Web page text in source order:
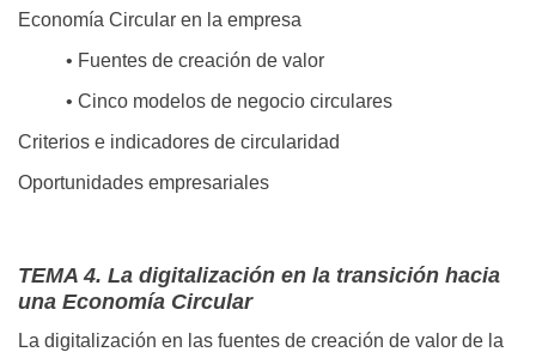
Economía Circular en la empresa
• Fuentes de creación de valor
• Cinco modelos de negocio circulares
Criterios e indicadores de circularidad
Oportunidades empresariales
TEMA 4. La digitalización en la transición hacia
una Economía Circular
La digitalización en las fuentes de creación de valor de la